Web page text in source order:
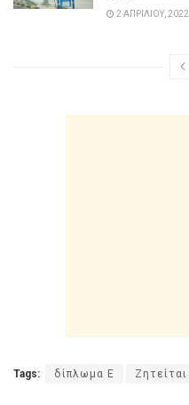
2 ΑΠΡΙΛΊΟΥ, 2022
Tags: δίπλωμα Ε Ζητείται